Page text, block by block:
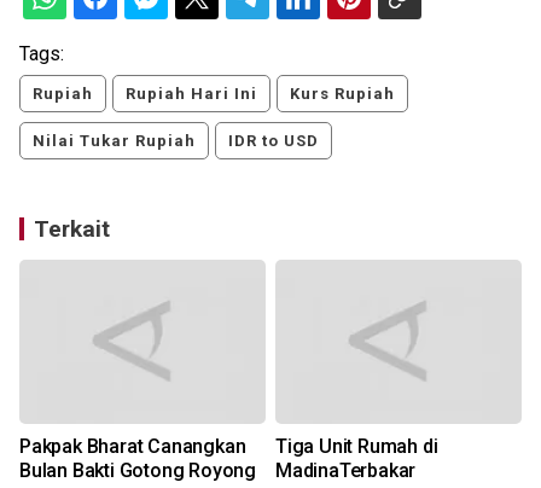
Tags:
Rupiah Rupiah Hari Ini Kurs Rupiah
Nilai Tukar Rupiah IDR to USD
Terkait
Pakpak Bharat Canangkan
Bulan Bakti Gotong Royong
Tiga Unit Rumah di
MadinaTerbakar